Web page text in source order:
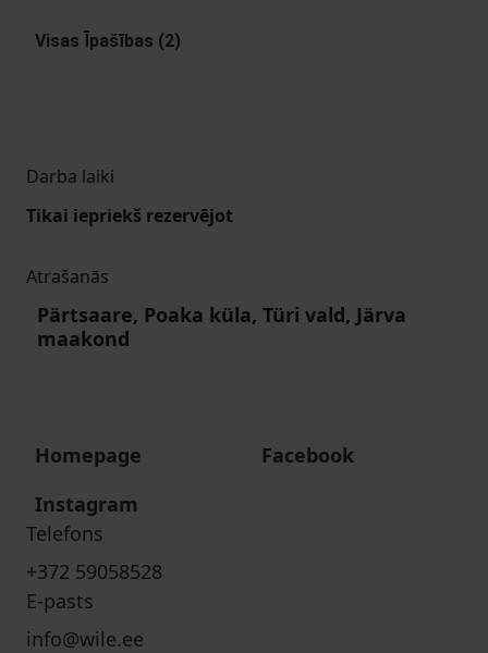
Visas Īpašības (2)
Darba laiki
Tikai iepriekš rezervējot
Atrašanās
Pärtsaare, Poaka küla, Türi vald, Järva
maakond
Homepage
Facebook
Instagram
Telefons
+372 59058528
E-pasts
info@wile.ee